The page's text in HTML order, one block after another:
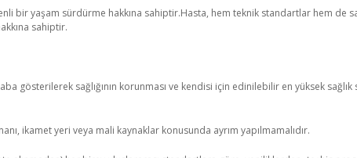
bir yaşam sürdürme hakkına sahiptir.Hasta, hem teknik standartlar hem de
sahiptir.
gösterilerek sağlığının korunması ve kendisi için edinilebilir en yüksek
ikamet yeri veya mali kaynaklar konusunda ayrım yapılmamalıdır.